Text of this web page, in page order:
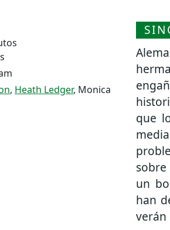
, Heath Ledger, Monica
que
un
han